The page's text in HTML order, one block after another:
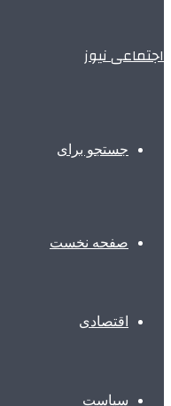
اجتماعی نیوز
جستجو برای
صفحه نخست
اقتصادی
سیاست